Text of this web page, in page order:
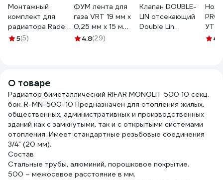
Монтажный
комплект для
радиатора Radena
3/4, 13 предметов,
5(5)
ФУМ лента для
газа VRT 19 мм х
0,25 мм х 15 м
530756
4.8(29)
Клапан DOUBLE-
LIN отсекающий
Double Lin
УТ-
4.9
О товаре
Радиатор биметаллический RIFAR MONOLIT 500 10 секц.
бок. R-MN-500-10 Предназначен для отопления жилых,
общественных, административных и производственных
зданий как с замкнутыми, так и с открытыми системами
отопления. Имеет стандартные резьбовые соединения
3/4" (20 мм).
Состав
Стальные трубы, алюминий, порошковое покрытие.
500 – межосевое расстояние в мм.